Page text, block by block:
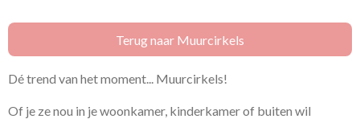
n
e
n
Terug naar Muurcirkels
Dé trend van het moment... Muurcirkels!
Of je ze nou in je woonkamer, kinderkamer of buiten wil